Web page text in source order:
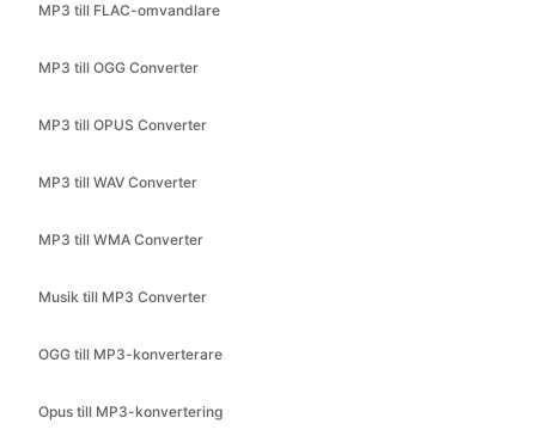
MP3 till FLAC-omvandlare
MP3 till OGG Converter
MP3 till OPUS Converter
MP3 till WAV Converter
MP3 till WMA Converter
Musik till MP3 Converter
OGG till MP3-konverterare
Opus till MP3-konvertering